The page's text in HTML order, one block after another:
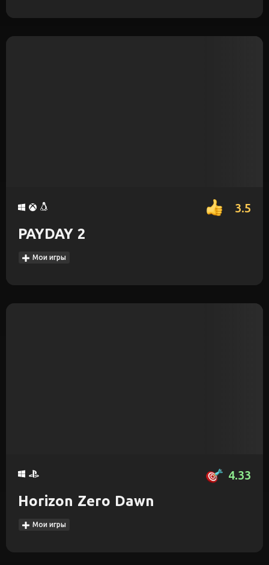
3.5
PAYDAY 2
Мои игры
4.33
Horizon Zero Dawn
Мои игры